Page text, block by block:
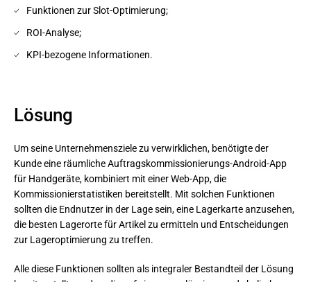
Funktionen zur Slot-Optimierung;
ROI-Analyse;
KPI-bezogene Informationen.
Lösung
Um seine Unternehmensziele zu verwirklichen, benötigte der
Kunde eine räumliche Auftragskommissionierungs-Android-App
für Handgeräte, kombiniert mit einer Web-App, die
Kommissionierstatistiken bereitstellt. Mit solchen Funktionen
sollten die Endnutzer in der Lage sein, eine Lagerkarte anzusehen,
die besten Lagerorte für Artikel zu ermitteln und Entscheidungen
zur Lageroptimierung zu treffen.
Alle diese Funktionen sollten als integraler Bestandteil der Lösung